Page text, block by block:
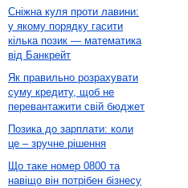
Сніжна куля проти лавини:
у якому порядку гасити
кілька позик — математика
від Банкрейт
Як правильно розрахувати
суму кредиту, щоб не
перевантажити свій бюджет
Позика до зарплати: коли
це – зручне рішення
Що таке номер 0800 та
навіщо він потрібен бізнесу